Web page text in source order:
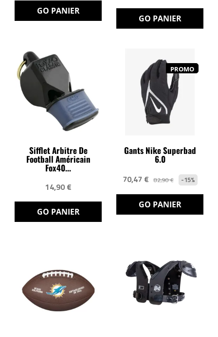
GO PANIER
GO PANIER
Sifflet Arbitre De
Football Américain
Fox40...
14,90 €
GO PANIER
PROMO
Gants Nike Superbad
6.0
70,47 € 82,90 € -15%
GO PANIER